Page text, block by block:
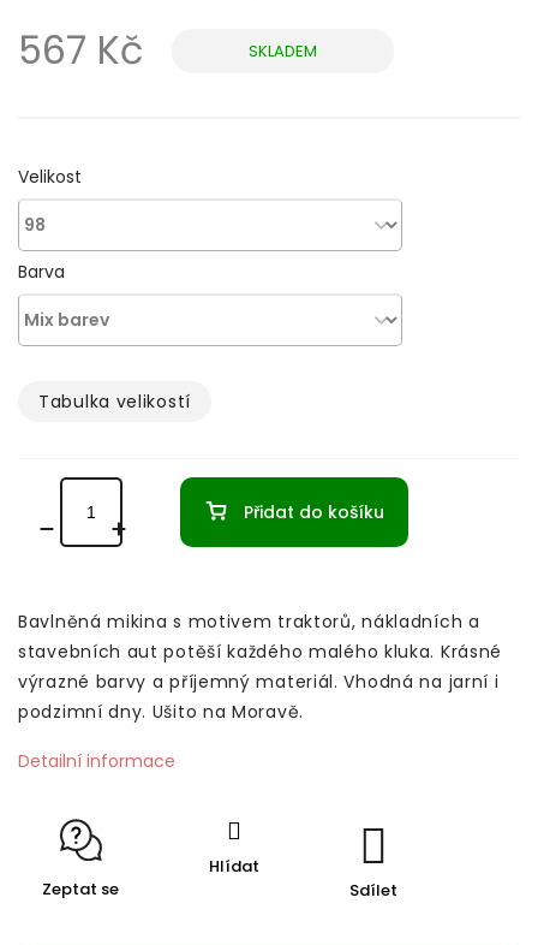
567 Kč MěrnáSKLADEM
Velikost
Barva
Tabulka velikostí­
Přidat do košíku
Bavlněná mikina s motivem traktorů, nákladních a
stavebních aut potěší každého malého kluka. Krásné
výrazné barvy a příjemný materiál. Vhodná na jarní i
podzimní dny. Ušito na Moravě.
Detailní informace
Zeptat se
Hlídat
Sdílet